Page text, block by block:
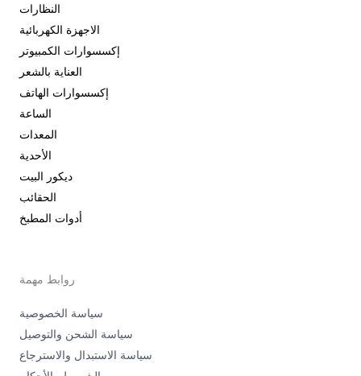
النظارات
الاجهزة الكهربائية
إكسسوارات الكمبيوتر
العناية بالشعر
إكسسوارات الهاتف
الساعة
المعدات
الأحدية
ديكور البيت
الحقائب
أدوات المطبخ
روابط مهمة
سياسة الخصوصية
سياسة الشحن والتوصيل
سياسة الاستبدال والاسترجاع